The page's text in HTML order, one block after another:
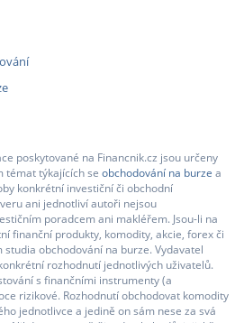
poskytované na Financnik.cz jsou určeny
témat týkajících se obchodování na burze a
konkrétní investiční či obchodní
ani jednotliví autoři nejsou
poradcem ani makléřem. Jsou-li na
finanční produkty, komodity, akcie, forex či
studia obchodování na burze. Vydavatel
rozhodnutí jednotlivých uživatelů.
s finančními instrumenty (a
rizikové. Rozhodnutí obchodovat komodity
jednotlivce a jedině on sám nese za svá